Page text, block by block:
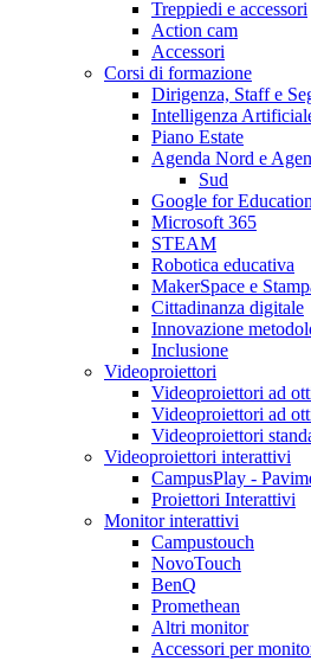
Treppiedi e accessori
Action cam
Accessori
Corsi di formazione
Dirigenza, Staff e
Intelligenza
Piano Estate
Agenda Nord e
Sud
Google for Education
Microsoft 365
STEAM
Robotica educativa
MakerSpace e
Cittadinanza digitale
Innovazione
Inclusione
Videoproiettori
Videoproiettori ad
Videoproiettori ad
Videoproiettori
Videoproiettori interattivi
CampusPlay -
Proiettori Interattivi
Monitor interattivi
Campustouch
NovoTouch
BenQ
Promethean
Altri monitor
Accessori per